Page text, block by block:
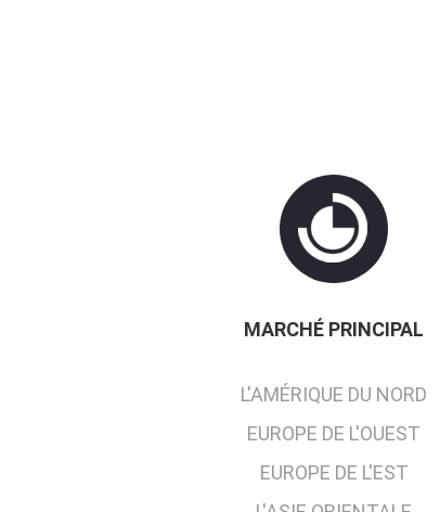
MARCHÉ PRINCIPAL
L'AMÉRIQUE DU NORD
EUROPE DE L'OUEST
EUROPE DE L'EST